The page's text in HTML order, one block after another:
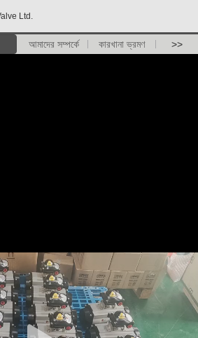
Ltd.
আমাদের সম্পর্কে কারখানা ভ্রমণ >>